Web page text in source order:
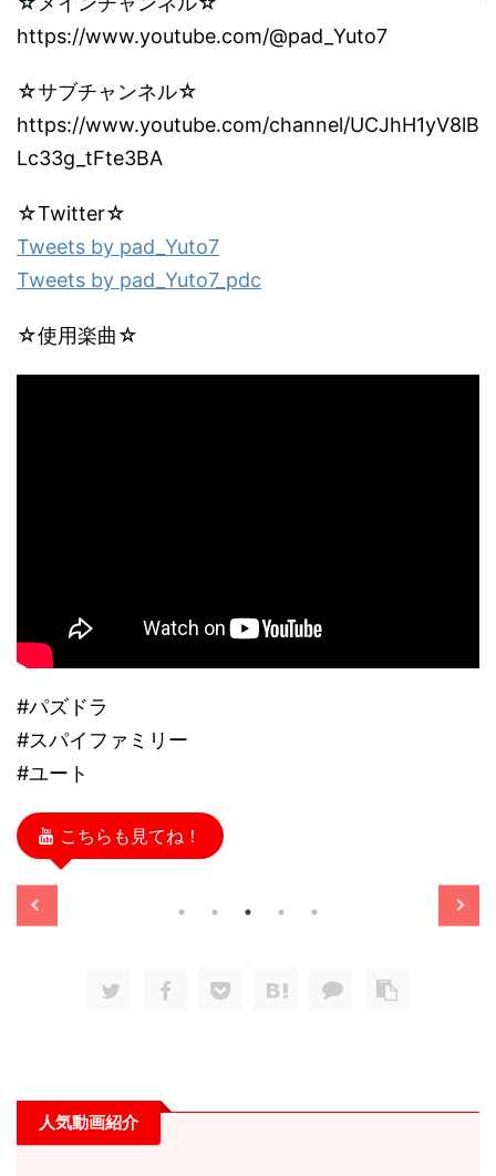
https://www.youtube.com/@pad_Yuto7
☆サブチャンネル☆
https://www.youtube.com/channel/UCJhH1yV8lB
Lc33g_tFte3BA
☆Twitter☆
Tweets by pad_Yuto7
Tweets by pad_Yuto7_pdc
☆使用楽曲☆
#パズドラ
#スパイファミリー
#ユート
こちらも見てね！
11/13
人気動画紹介